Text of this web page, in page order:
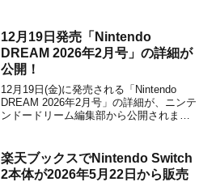
12月19日発売「Nintendo
DREAM 2026年2月号」の詳細が
公開！
12月19日(金)に発売される「Nintendo
DREAM 2026年2月号」の詳細が、ニンテ
ンドードリーム編集部から公開されまし
届け！これまでのシリーズを思い出させ
る演出がいっぱい!?そんな...
楽天ブックスでNintendo Switch
2本体が2026年5月22日から販売